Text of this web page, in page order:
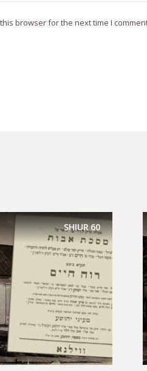
browser for the next time I
SHIUR60